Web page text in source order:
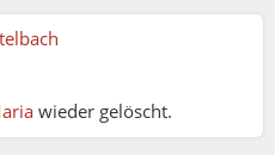
wieder gelöscht.
aus!
und natürlich
braucht keinen Partner
zu fühlen. Haben